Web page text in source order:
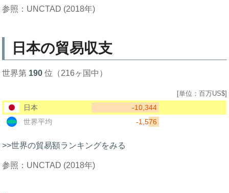
参照：UNCTAD (2018年)
日本の貿易収支
世界第 190 位（216ヶ国中）
[単位：百万US$]
日本
-10,344
世界平均
-1,576
>>世界の貿易額ランキングをみる
参照：UNCTAD (2018年)